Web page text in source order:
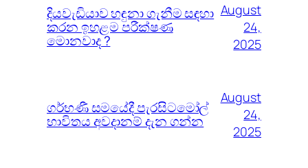
දියවැඩියාව හඳුනා ගැනීම සඳහා
කරන ඉහළම පරීක්ෂණ
මොනවාද ?
August
24,
2025
ගර්භණී සමයේදී පැරසිටමෝල්
භාවිතය අවදානම් දැන ගන්න
August
24,
2025